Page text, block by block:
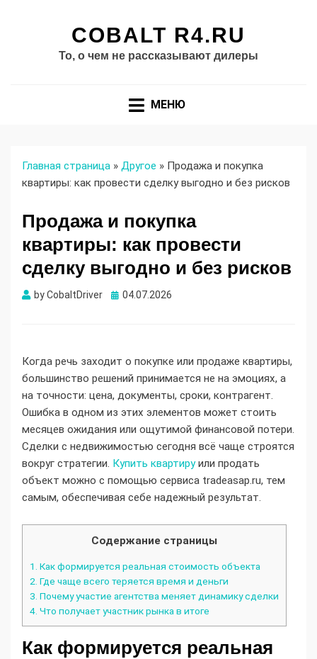
COBALT R4.RU
То, о чем не рассказывают дилеры
МЕНЮ
Главная страница » Другое » Продажа и покупка
квартиры: как провести сделку выгодно и без рисков
Продажа и покупка
квартиры: как провести
сделку выгодно и без рисков
byCobaltDriver Опубликовано
04.07.2026
Когда речь заходит о покупке или продаже квартиры,
большинство решений принимается не на эмоциях, а
на точности: цена, документы, сроки, контрагент.
Ошибка в одном из этих элементов может стоить
месяцев ожидания или ощутимой финансовой потери.
Сделки с недвижимостью сегодня всё чаще строятся
вокруг стратегии. Купить квартируили продать
объект можно с помощью сервиса tradeasap.ru, тем
самым, обеспечивая себе надежный результат.
Содержание страницы
1. Как формируется реальная стоимость объекта
2. Где чаще всего теряется время и деньги
3. Почему участие агентства меняет динамику сделки
4. Что получает участник рынка в итоге
Как формируется реальная